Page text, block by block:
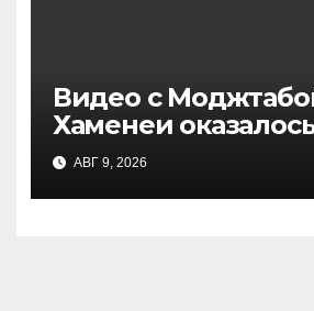
Видео с
Хаменеи
архивным: СМИ
детали
АВГ 9, 2026